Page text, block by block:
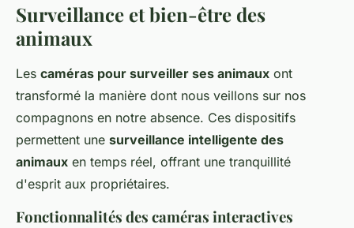
Surveillance et bien-être des
animaux
Les caméras pour surveiller ses animaux ont
transformé la manière dont nous veillons sur nos
compagnons en notre absence. Ces dispositifs
permettent une surveillance intelligente des
animaux en temps réel, offrant une tranquillité
d'esprit aux propriétaires.
Fonctionnalités des caméras interactives